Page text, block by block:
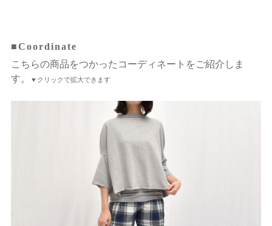
■Coordinate
こちらの商品をつかったコーディネートをご紹介しま
す。
▼クリックで拡大できます